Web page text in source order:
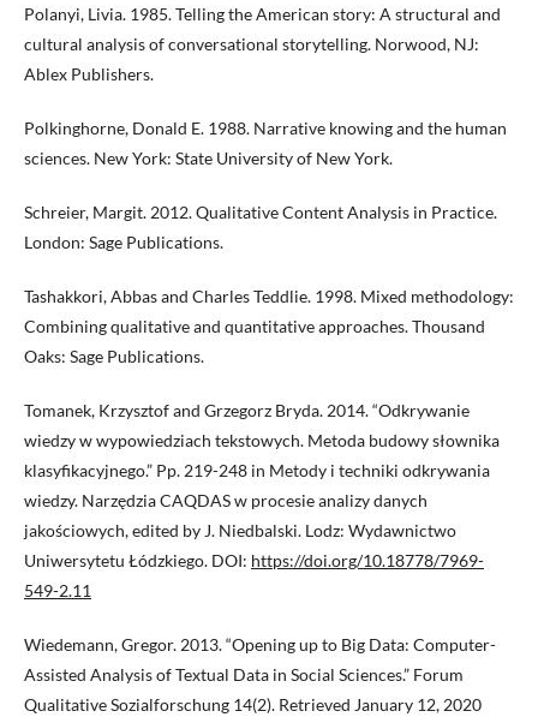
Polanyi, Livia. 1985. Telling the American story: A structural and
cultural analysis of conversational storytelling. Norwood, NJ:
Ablex Publishers.
Polkinghorne, Donald E. 1988. Narrative knowing and the human
sciences. New York: State University of New York.
Schreier, Margit. 2012. Qualitative Content Analysis in Practice.
London: Sage Publications.
Tashakkori, Abbas and Charles Teddlie. 1998. Mixed methodology:
Combining qualitative and quantitative approaches. Thousand
Oaks: Sage Publications.
Tomanek, Krzysztof and Grzegorz Bryda. 2014. “Odkrywanie
wiedzy w wypowiedziach tekstowych. Metoda budowy słownika
klasyfikacyjnego.” Pp. 219-248 in Metody i techniki odkrywania
wiedzy. Narzędzia CAQDAS w procesie analizy danych
jakościowych, edited by J. Niedbalski. Lodz: Wydawnictwo
Uniwersytetu Łódzkiego. DOI: https://doi.org/10.18778/7969-
549-2.11
Wiedemann, Gregor. 2013. “Opening up to Big Data: Computer-
Assisted Analysis of Textual Data in Social Sciences.” Forum
Qualitative Sozialforschung 14(2). Retrieved January 12, 2020